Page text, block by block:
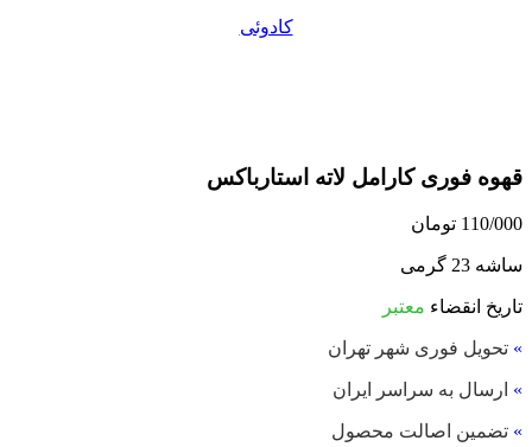
کادوئی
قهوه فوری کارامل لاته استارباکس
110/000 تومان
ساشه 23 گرمی
تاریخ انقضاء معتبر
» تحویل فوری شهر تهران
» ارسال به سراسر ایران
» تضمین اصالت محصول